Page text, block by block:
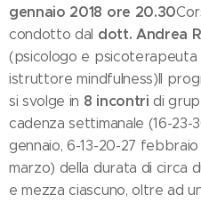
gennaio 2018 ore 20.30
condotto dal dott. Andrea
(psicologo e psicoterapeuta
istruttore mindfulness)Il
si svolge in 8 incontri di
cadenza settimanale (16-23-
gennaio, 6-13-20-27
marzo) della durata di circa
e mezza ciascuno, oltre ad